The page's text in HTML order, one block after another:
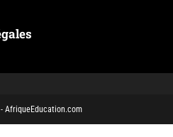
AfriqueEducation.com